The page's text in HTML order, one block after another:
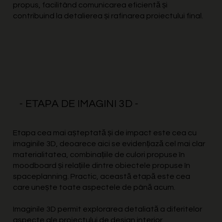
propus, facilitând comunicarea eficientă și
contribuind la detalierea și rafinarea proiectului final.
Etapa cea mai așteptată și de impact este cea cu
imaginile 3D, deoarece aici se evidențiază cel mai clar
materialitatea, combinațiile de culori propuse în
moodboard și relațiile dintre obiectele propuse în
spaceplanning. Practic, această etapă este cea
care unește toate aspectele de până acum.
Imaginile 3D permit explorarea detaliată a diferitelor
aspecte ale proiectului de design interior.
- ETAPA DE IMAGINI 3D -